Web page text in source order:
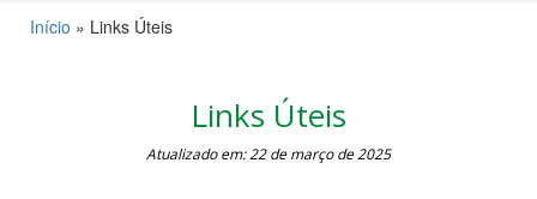
Início » Links Úteis
Links Úteis
Atualizado em: 22 de março de 2025